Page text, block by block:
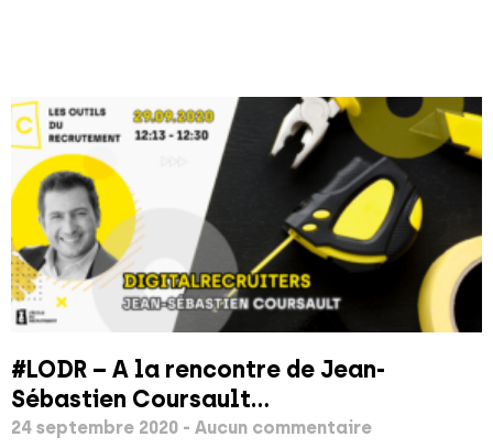
#LODR – A la rencontre de Jean-
Sébastien Coursault…
24 septembre 2020 Aucun commentaire